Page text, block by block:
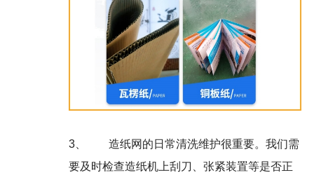
3、
造纸网的日常清洗维护很重要。我们需
要及时检查造纸机上刮刀、张紧装置等是否正